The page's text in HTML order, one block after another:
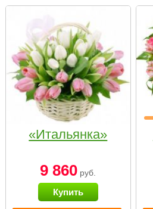
«Итальянка»
9 860 руб.
Купить